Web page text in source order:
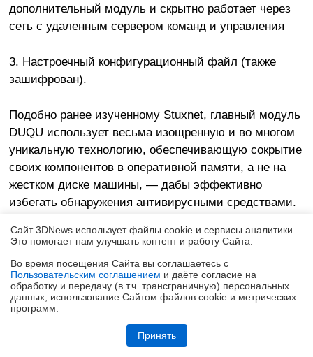
Обзор смартфона TECNO SPARK 50: все тренды разом — чуть
дополнительный модуль и скрытно работает через
сеть с удаленным сервером команд и управления
3. Настроечный конфигурационный файл (также
зашифрован).
Подобно ранее изученному Stuxnet, главный модуль
DUQU использует весьма изощренную и во многом
уникальную технологию, обеспечивающую сокрытие
своих компонентов в оперативной памяти, а не на
жестком диске машины, — дабы эффективно
избегать обнаружения антивирусными средствами.
особый драйвер ядра, который расшифровывает
уже работающие процессы. Такого рода «инъекции»
в работающую память — это действительно очень
эффективный способ избегать выявления, потому
что здесь не происходит обращения к диску. А
именно на последнее обычно и реагируют
Сайт 3DNews использует файлы cookie и сервисы аналитики.
Это помогает нам улучшать контент и работу Cайта.
Во время посещения Cайта вы соглашаетесь с
Пользовательским соглашением и даёте согласие на
обработку и передачу (в т.ч. трансграничную) персональных
данных, использование Cайтом файлов cookie и метрических
программ.
Принять